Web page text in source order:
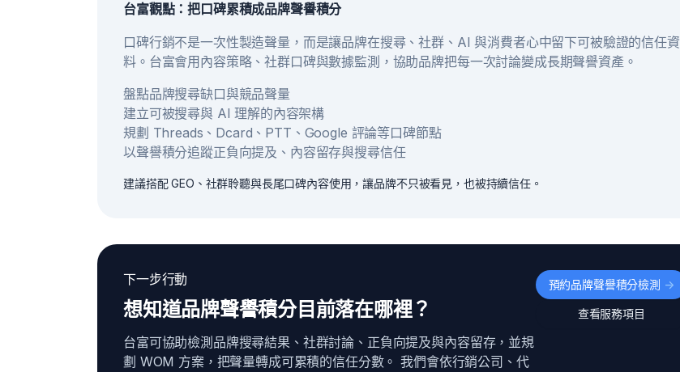
台富觀點：把口碑累積成品牌聲譽積分
口碑行銷不是一次性製造聲量，而是讓品牌在搜尋、社群、AI 與消費者心中留下可被驗證的信任資
料。台富會用內容策略、社群口碑與數據監測，協助品牌把每一次討論變成長期聲譽資產。
盤點品牌搜尋缺口與競品聲量
建立可被搜尋與 AI 理解的內容架構
規劃 Threads、Dcard、PTT、Google 評論等口碑節點
以聲譽積分追蹤正負向提及、內容留存與搜尋信任
建議搭配 GEO、社群聆聽與長尾口碑內容使用，讓品牌不只被看見，也被持續信任。
下一步行動
想知道品牌聲譽積分目前落在哪裡？
台富可協助檢測品牌搜尋結果、社群討論、正負向提及與內容留存，並規
劃 WOM 方案，把聲量轉成可累積的信任分數。 我們會依行銷公司、代
預約品牌聲譽積分檢測 ->
查看服務項目